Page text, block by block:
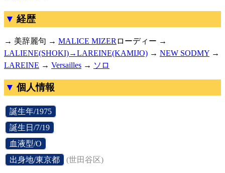
経歴
→ 美辞麗句 → MALICE MIZER ローディー →
LALIENE(SHOKI)→LAREINE(KAMIJO) → NEW SODMY →
LAREINE → Versailles → ソロ
個人情報
誕生年/1975
誕生日/7/19
血液型/O
出身地/東京都 (世田谷区)